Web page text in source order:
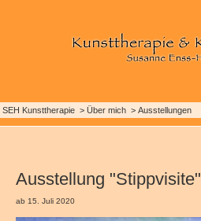
SEH Kunsttherapie Über mich Ausstellungen
Ausstellung "Stippvisite"
ab 15. Juli 2020
Termine & Kosten
VHS-Termine
Impressionen Malkurse